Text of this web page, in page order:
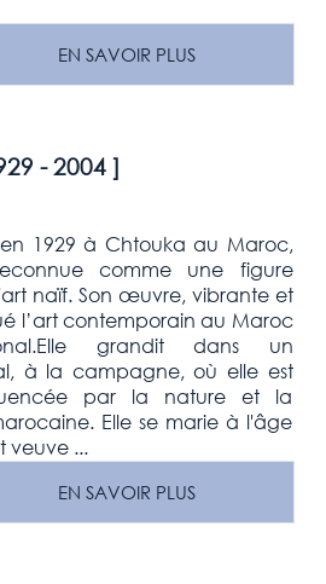
EN SAVOIR PLUS
- 2004]
1929 à Chtouka au Maroc,
comme une figure
naïf. Son œuvre, vibrante et
l’art contemporain au Maroc
grandit dans un
à la campagne, où elle est
par la nature et la
Elle se marie à l'âge
veuve ...
EN SAVOIR PLUS